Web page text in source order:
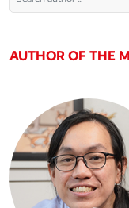
AUTHOR OF THE